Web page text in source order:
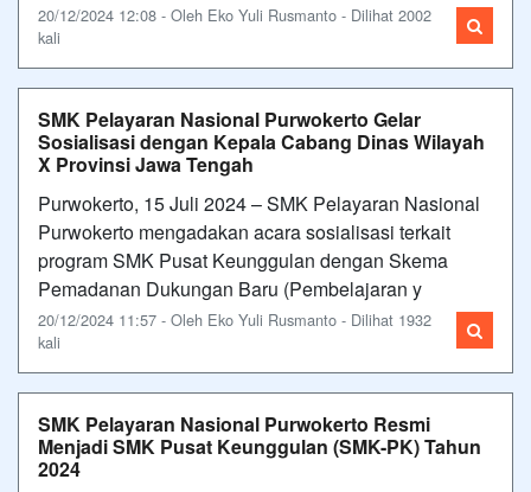
20/12/2024 12:08 - Oleh Eko Yuli Rusmanto - Dilihat 2002
kali
SMK Pelayaran Nasional Purwokerto Gelar
Sosialisasi dengan Kepala Cabang Dinas Wilayah
X Provinsi Jawa Tengah
Purwokerto, 15 Juli 2024 – SMK Pelayaran Nasional
Purwokerto mengadakan acara sosialisasi terkait
program SMK Pusat Keunggulan dengan Skema
Pemadanan Dukungan Baru (Pembelajaran y
20/12/2024 11:57 - Oleh Eko Yuli Rusmanto - Dilihat 1932
kali
SMK Pelayaran Nasional Purwokerto Resmi
Menjadi SMK Pusat Keunggulan (SMK-PK) Tahun
2024